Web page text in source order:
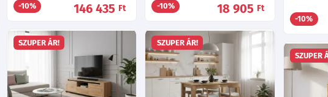
-10% 146 435 Ft -10% 18 905 Ft
-10%
SZUPER ÁR! SZUPER ÁR!
SZUPER